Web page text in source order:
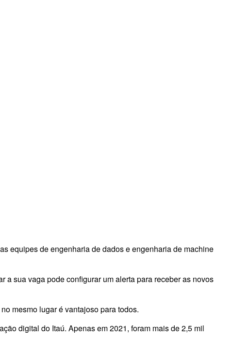
equipes de engenharia de dados e engenharia de machine
a sua vaga pode configurar um alerta para receber as novos
mesmo lugar é vantajoso para todos.
digital do Itaú. Apenas em 2021, foram mais de 2,5 mil